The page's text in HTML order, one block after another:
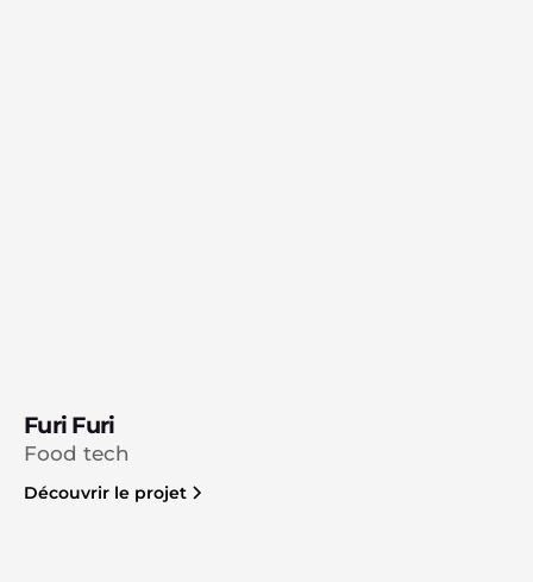
Furi Furi
Food tech
Découvrir le projet